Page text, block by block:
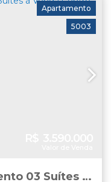
5003
Apartamento
03 Suítes à